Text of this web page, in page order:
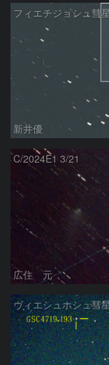
新井優
C/2024E1 3/21
広住 元